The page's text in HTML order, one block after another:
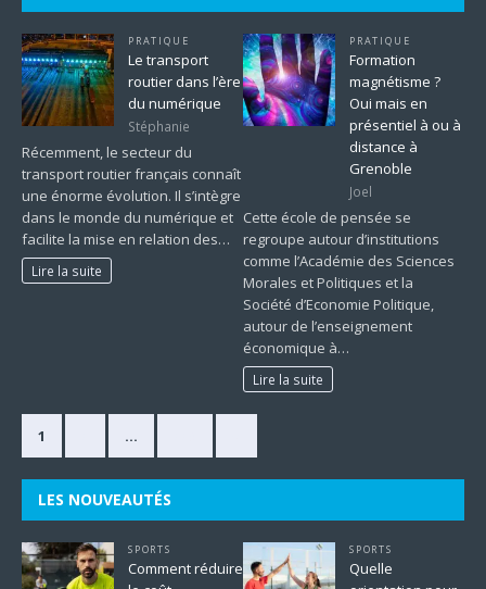
PRATIQUE
Le transport
routier dans l’ère
du numérique
Stéphanie
Récemment, le secteur du
transport routier français connaît
une énorme évolution. Il s’intègre
dans le monde du numérique et
facilite la mise en relation des…
Lire la suite
PRATIQUE
Formation
magnétisme ?
Oui mais en
présentiel à ou à
distance à
Grenoble
Joel
Cette école de pensée se
regroupe autour d’institutions
comme l’Académie des Sciences
Morales et Politiques et la
Société d’Economie Politique,
autour de l’enseignement
économique à…
Lire la suite
1 …
LES NOUVEAUTÉS
SPORTS
Comment réduire
SPORTS
Quelle